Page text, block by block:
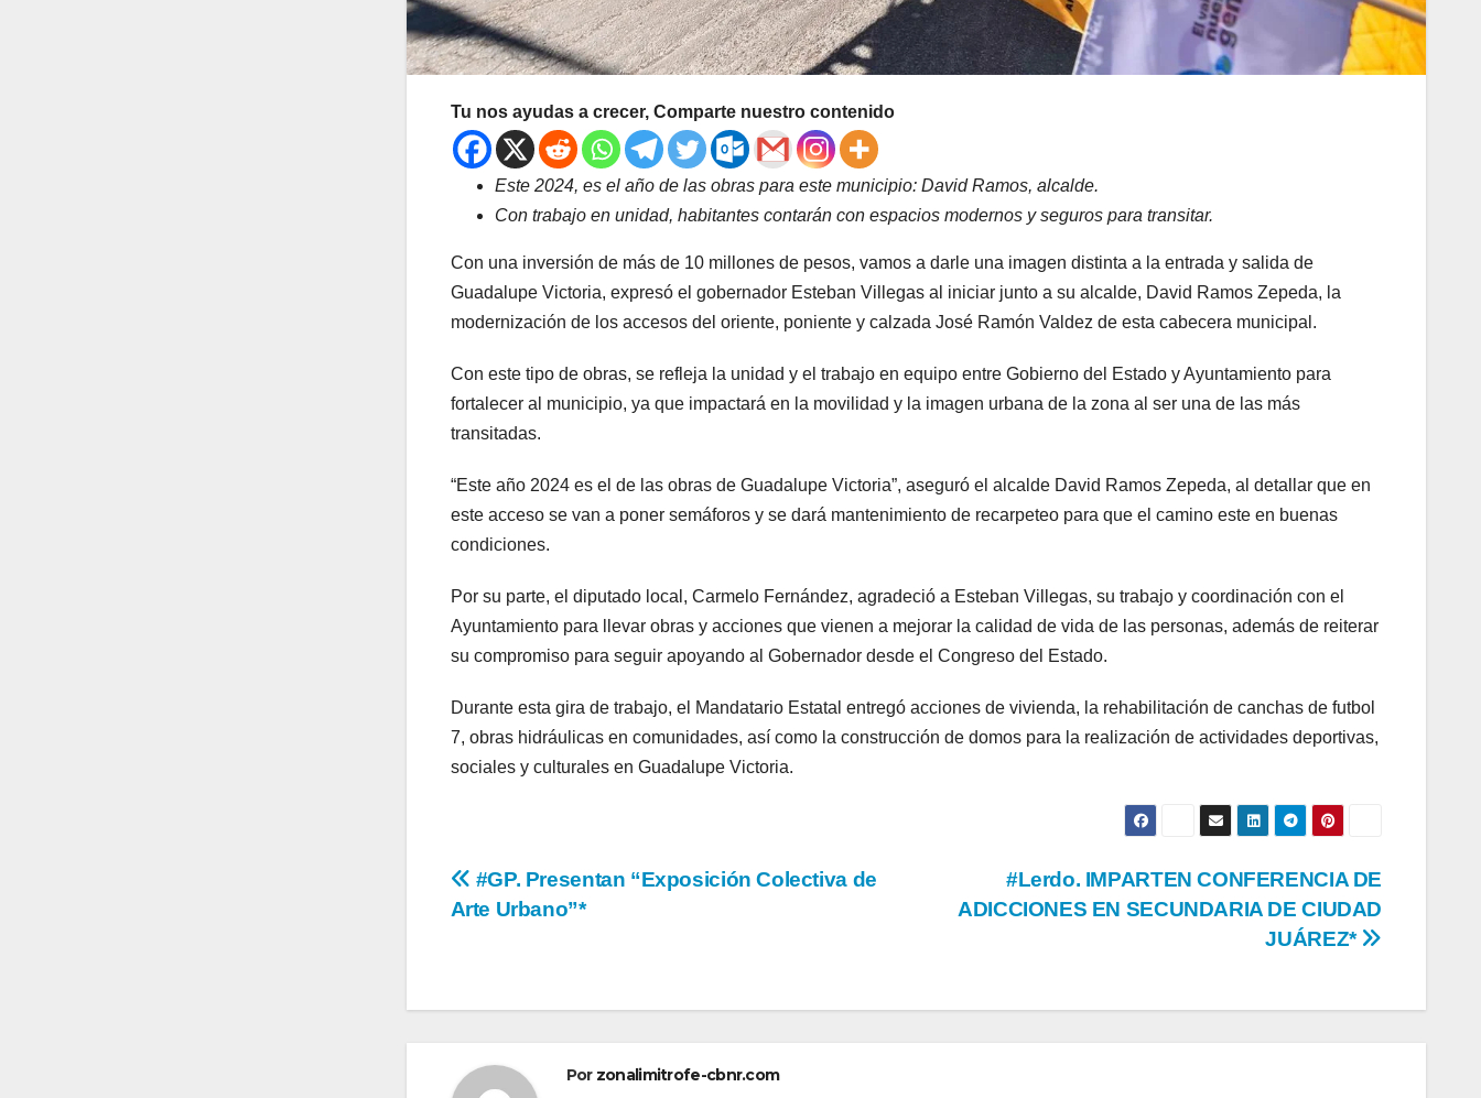
Tu nos ayudas a crecer, Comparte nuestro contenido
Este 2024, es el año de las obras para este municipio: David Ramos, alcalde.
Con trabajo en unidad, habitantes contarán con espacios modernos y seguros para transitar.
Con una inversión de más de 10 millones de pesos, vamos a darle una imagen distinta a la entrada y salida de
Guadalupe Victoria, expresó el gobernador Esteban Villegas al iniciar junto a su alcalde, David Ramos Zepeda, la
modernización de los accesos del oriente, poniente y calzada José Ramón Valdez de esta cabecera municipal.
Con este tipo de obras, se refleja la unidad y el trabajo en equipo entre Gobierno del Estado y Ayuntamiento para
fortalecer al municipio, ya que impactará en la movilidad y la imagen urbana de la zona al ser una de las más
transitadas.
“Este año 2024 es el de las obras de Guadalupe Victoria”, aseguró el alcalde David Ramos Zepeda, al detallar que en
este acceso se van a poner semáforos y se dará mantenimiento de recarpeteo para que el camino este en buenas
condiciones.
Por su parte, el diputado local, Carmelo Fernández, agradeció a Esteban Villegas, su trabajo y coordinación con el
Ayuntamiento para llevar obras y acciones que vienen a mejorar la calidad de vida de las personas, además de reiterar
su compromiso para seguir apoyando al Gobernador desde el Congreso del Estado.
Durante esta gira de trabajo, el Mandatario Estatal entregó acciones de vivienda, la rehabilitación de canchas de futbol
7, obras hidráulicas en comunidades, así como la construcción de domos para la realización de actividades deportivas,
sociales y culturales en Guadalupe Victoria.
Navegación
#Lerdo. IMPARTEN CONFERENCIA DE
ADICCIONES EN SECUNDARIA DE CIUDAD
JUÁREZ*
#GP. Presentan “Exposición Colectiva de
Arte Urbano”*
Por zonalimitrofe-cbnr.com